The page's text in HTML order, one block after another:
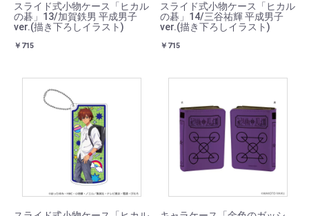
スライド式小物ケース「ヒカル
の碁」13/加賀鉄男 平成男子
ver.(描き下ろしイラスト)
￥715
スライド式小物ケース「ヒカル
の碁」14/三谷祐輝 平成男子
ver.(描き下ろしイラスト)
￥715